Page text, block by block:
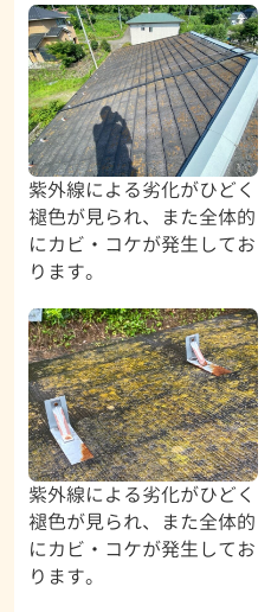
紫外線による劣化がひどく
褪色が見られ、また全体的
にカビ・コケが発生してお
ります。
紫外線による劣化がひどく
褪色が見られ、また全体的
にカビ・コケが発生してお
ります。